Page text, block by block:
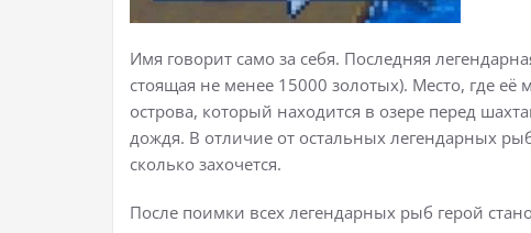
Имя говорит само за себя. Последняя
стоящая не менее 15000 золотых). Место, где
острова, который находится в озере перед
дождя. В отличие от остальных легендарных
сколько захочется.
После поимки всех легендарных рыб герой